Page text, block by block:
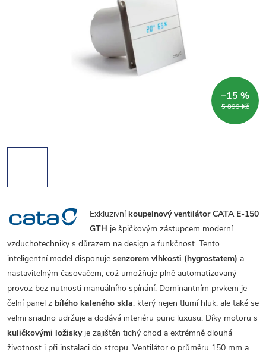
5 899 Kč
–15 %
Exkluzivní koupelnový ventilátor CATA E-150
GTH je špičkovým zástupcem moderní
vzduchotechniky s důrazem na design a funkčnost. Tento
inteligentní model disponuje senzorem vlhkosti (hygrostatem) a
nastavitelným časovačem, což umožňuje plně automatizovaný
provoz bez nutnosti manuálního spínání. Dominantním prvkem je
čelní panel z bílého kaleného skla, který nejen tlumí hluk, ale také se
velmi snadno udržuje a dodává interiéru punc luxusu. Díky motoru s
kuličkovými ložiskyje zajištěn tichý chod a extrémně dlouhá
životnost i při instalaci do stropu. Ventilátor o průměru 150 mm a